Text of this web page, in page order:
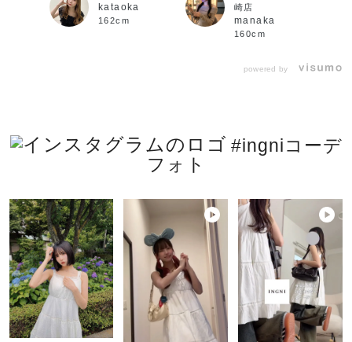
kataoka
162cm
崎店
manaka
160cm
powered by
#ingniコーデ
フォト